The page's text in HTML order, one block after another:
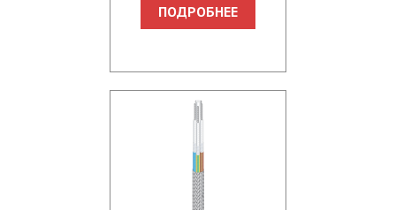
ПОДРОБНЕЕ